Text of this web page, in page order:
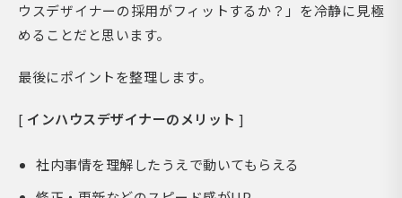
ウスデザイナーの採用がフィットするか？」を冷静に見極
めることだと思います。
最後にポイントを整理します。
[ インハウスデザイナーのメリット ]
社内事情を理解したうえで動いてもらえる